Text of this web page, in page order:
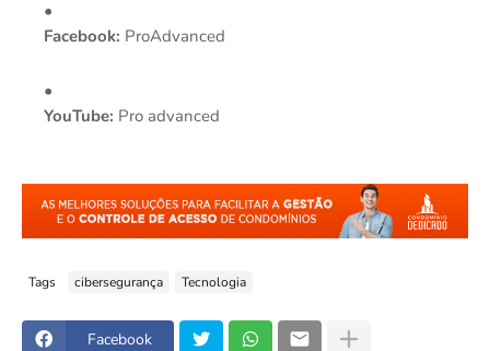
Facebook: ProAdvanced
YouTube: Pro advanced
Tags cibersegurança Tecnologia
Facebook